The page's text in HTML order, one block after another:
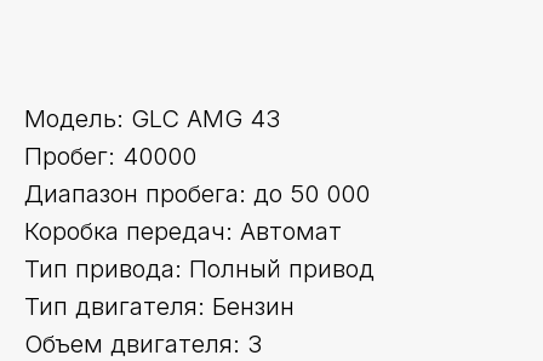
Модель: GLC AMG 43
Пробег: 40000
Диапазон пробега: до 50 000
Коробка передач: Автомат
Тип привода: Полный привод
Тип двигателя: Бензин
Объем двигателя: 3